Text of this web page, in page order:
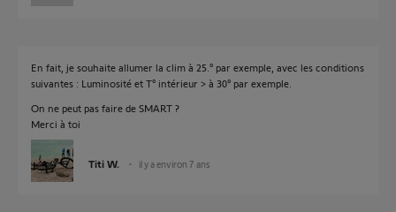
En fait, je souhaite allumer la clim à 25.° par exemple, avec les conditions
suivantes : Luminosité et T° intérieur > à 30° par exemple.
On ne peut pas faire de SMART ?
Merci à toi
Titi W. il y a environ 7 ans